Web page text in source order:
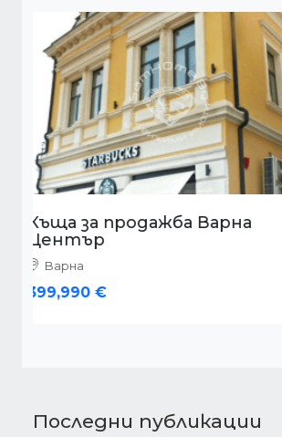
Къща за продажба
Св. Никола
Варна
570,000 €
Последни публикации